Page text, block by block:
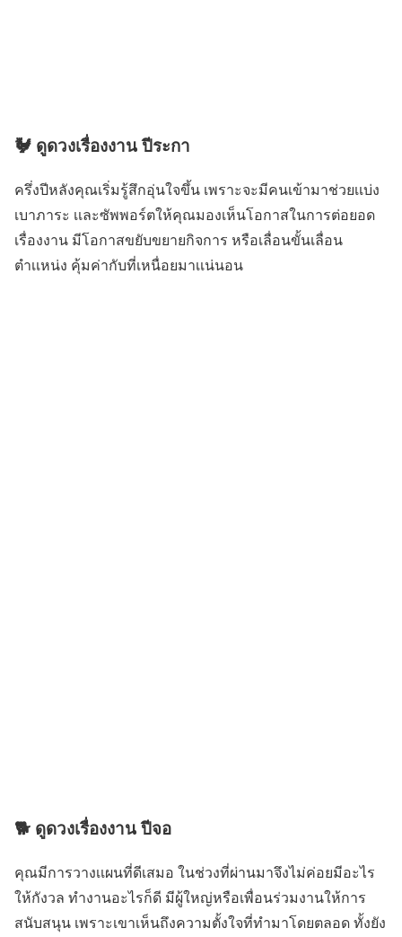
🐓 ดูดวงเรื่องงาน ปีระกา
ครึ่งปีหลังคุณเริ่มรู้สึกอุ่นใจขึ้น เพราะจะมีคนเข้ามาช่วยเเบ่ง
เบาภาระ เเละซัพพอร์ตให้คุณมองเห็นโอกาสในการต่อยอด
เรื่องงาน มีโอกาสขยับขยายกิจการ หรือเลื่อนขั้นเลื่อน
ตำเเหน่ง คุ้มค่ากับที่เหนื่อยมาเเน่นอน
🐕 ดูดวงเรื่องงาน ปีจอ
คุณมีการวางเเผนที่ดีเสมอ ในช่วงที่ผ่านมาจึงไม่ค่อยมีอะไร
ให้กังวล ทำงานอะไรก็ดี มีผู้ใหญ่หรือเพื่อนร่วมงานให้การ
สนับสนุน เพราะเขาเห็นถึงความตั้งใจที่ทำมาโดยตลอด ทั้งยัง